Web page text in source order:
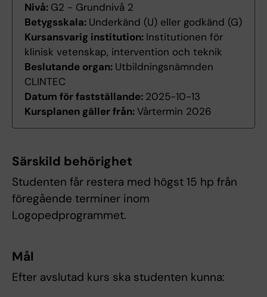
Nivå: G2 - Grundnivå 2
Betygsskala: Underkänd (U) eller godkänd (G)
Kursansvarig institution: Institutionen för
klinisk vetenskap, intervention och teknik
Beslutande organ: Utbildningsnämnden
CLINTEC
Datum för fastställande: 2025-10-13
Kursplanen gäller från:Vårtermin 2026
Särskild behörighet
Studenten får restera med högst 15 hp från
föregående terminer inom
Logopedprogrammet.
Mål
Efter avslutad kurs ska studenten kunna: